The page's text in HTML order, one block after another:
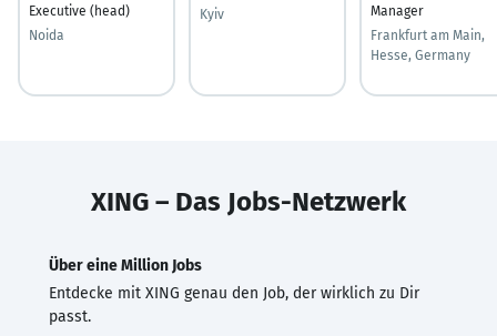
Executive (head)
Noida
Kyiv
Manager
Frankfurt am Main,
Hesse, Germany
XING – Das Jobs-Netzwerk
Über eine Million Jobs
Entdecke mit XING genau den Job, der wirklich zu Dir
passt.